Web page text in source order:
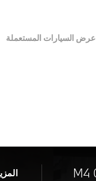
عرض السيارات المستعملة